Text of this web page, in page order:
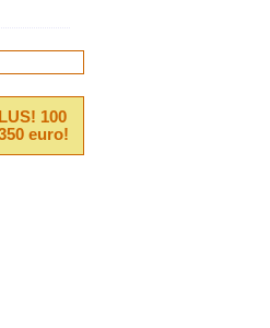
100
euro!